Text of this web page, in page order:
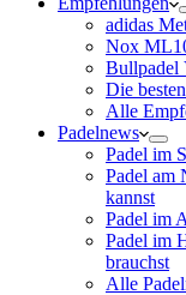
adidas
Nox
Bullpadel
Die
Alle
Padelnews
Padel im
Padel am
kannst
Padel im
Padel im
brauchst
Alle